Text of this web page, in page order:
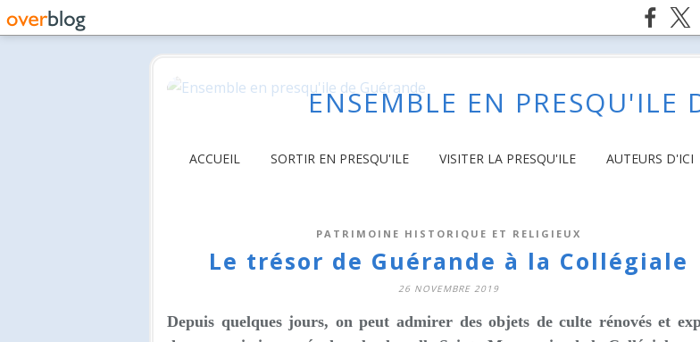
ENSEMBLE EN PRESQU'ILE
ACCUEIL SORTIR EN PRESQU'ILE VISITER LA PRESQU'ILE AUTEURS D'ICI
PATRIMOINE HISTORIQUE ET RELIGIEUX
Le trésor de Guérande à la Collégiale
26 NOVEMBRE 2019
Depuis quelques jours, on peut admirer des objets de culte rénovés et